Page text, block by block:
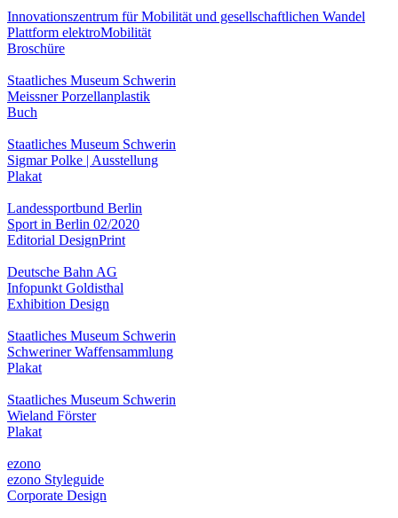
Innovationszentrum für Mobilität und gesellschaftlichen Wandel
Plattform elektroMobilität
Broschüre
Staatliches Museum Schwerin
Meissner Porzellanplastik
Buch
Staatliches Museum Schwerin
Sigmar Polke | Ausstellung
Plakat
Landessportbund Berlin
Sport in Berlin 02/2020
Editorial DesignPrint
Deutsche Bahn AG
Infopunkt Goldisthal
Exhibition Design
Staatliches Museum Schwerin
Schweriner Waffensammlung
Plakat
Staatliches Museum Schwerin
Wieland Förster
Plakat
ezono
ezono Styleguide
Corporate Design